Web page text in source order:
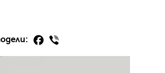
Tender is the Wine – Какво